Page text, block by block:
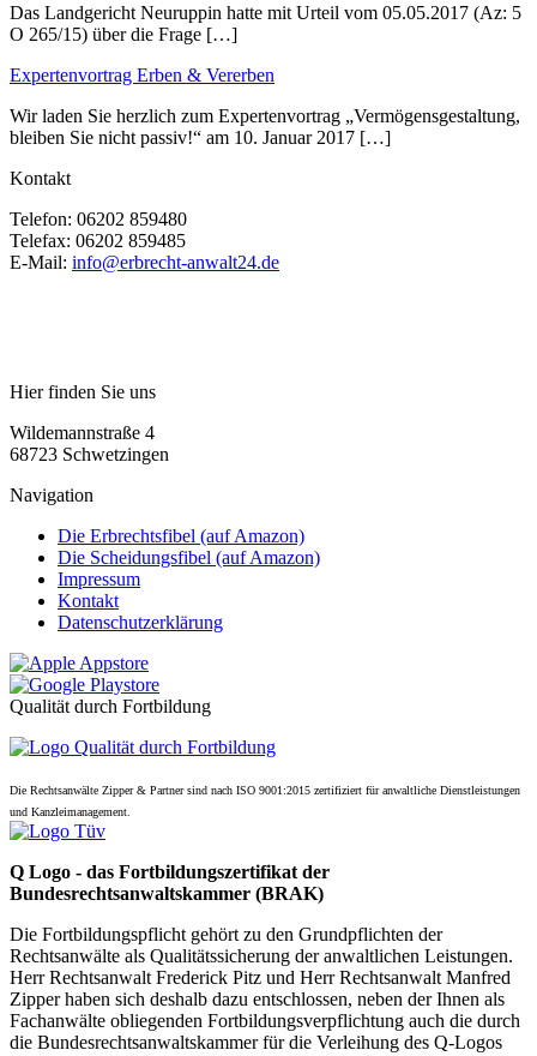
Das Landgericht Neuruppin hatte mit Urteil vom 05.05.2017 (Az: 5
O 265/15) über die Frage […]
Expertenvortrag Erben & Vererben
Wir laden Sie herzlich zum Expertenvortrag „Vermögensgestaltung,
bleiben Sie nicht passiv!“ am 10. Januar 2017 […]
Kontakt
Telefon: 06202 859480
Telefax: 06202 859485
E-Mail: info@erbrecht-anwalt24.de
Hier finden Sie uns
Wildemannstraße 4
68723 Schwetzingen
Navigation
Die Erbrechtsfibel (auf Amazon)
Die Scheidungsfibel (auf Amazon)
Impressum
Kontakt
Datenschutzerklärung
Qualität durch Fortbildung
Die Rechtsanwälte Zipper & Partner sind nach ISO 9001:2015 zertifiziert für anwaltliche Dienstleistungen
und Kanzleimanagement.
Q Logo - das Fortbildungszertifikat der
Bundesrechtsanwaltskammer (BRAK)
Die Fortbildungspflicht gehört zu den Grundpflichten der
Rechtsanwälte als Qualitätssicherung der anwaltlichen Leistungen.
Herr Rechtsanwalt Frederick Pitz und Herr Rechtsanwalt Manfred
Zipper haben sich deshalb dazu entschlossen, neben der Ihnen als
Fachanwälte obliegenden Fortbildungsverpflichtung auch die durch
die Bundesrechtsanwaltskammer für die Verleihung des Q-Logos